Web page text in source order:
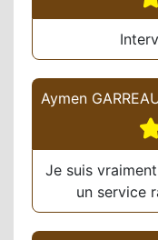
Aymen
Je suis
un service